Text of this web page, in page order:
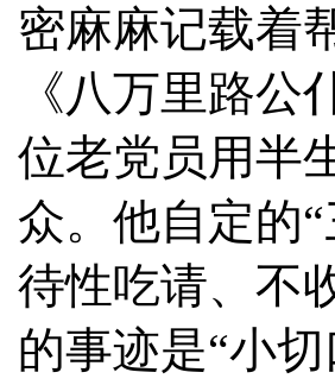
密麻麻记载着
《八万里路
位老党员用半
众。他自定的
待性吃请、不
的事迹是“小